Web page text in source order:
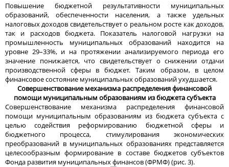
Повышение бюджетной результативности муниципальных
образований, обеспеченности населения, а также удельных
налоговых доходов свидетельствует о реальном росте как доходов,
так и расходов бюджета. Показатель налоговой нагрузки на
промышленность муниципальных образований находится на
уровне 29–33%, и на протяжении анализируемого периода его
значение понижается, что свидетельствует о снижении отдачи
производственной сферы в бюджет. Таким образом, в целом
финансовое состояние муниципальных образований ухудшается.
Совершенствование механизма распределения финансовой
помощи муниципальным образованиям из бюджета субъекта
Совершенствование механизма распределения финансовой
помощи муниципальным образованиям из бюджета субъекта с
целью содействия реформированию бюджетной сферы и
бюджетного процесса, стимулирования экономических
преобразований в муниципальных образованиях представляется
целесообразным формирование в составе бюджетов субъектов
Фонда развития муниципальных финансов (ФРМФ) (рис. 3).